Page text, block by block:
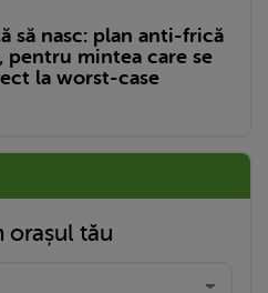
să nasc: plan anti-frică
pentru mintea care se
la worst-case
orașul tău